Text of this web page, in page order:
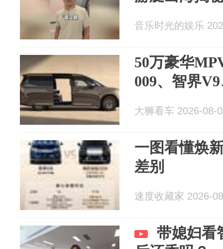
音乐时光的娱乐
50万豪华
009、智界
大狮看车 2026-08-
一图看懂焕
差别
速度收藏家 2026-
带媳妇看